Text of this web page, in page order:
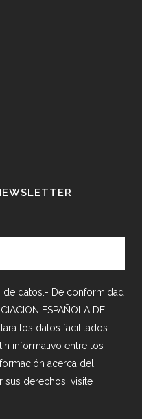
de datos.- De conformidad
ESPAÑOLA DE
los datos facilitados
informativo entre los
acerca del
sus derechos, visite